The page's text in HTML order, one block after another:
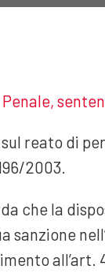
sul reato di
2003.
che la
sanzione
all’art.